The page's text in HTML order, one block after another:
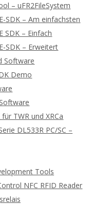
– uFR2FileSystem
SDK – Am einfachsten
SDK – Einfach
SDK – Erweitert
Software
Demo
TWR und XRCa
DL533R PC/SC –
Tools
NFC RFID Reader